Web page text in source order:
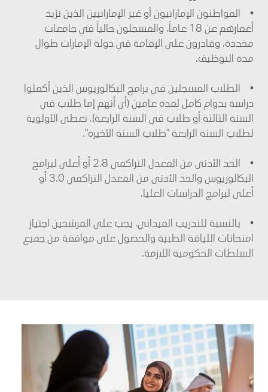
• المواطنون الإماراتيون أو غير الإماراتيين الذين تزيد
أعمارهم عن 18 عاماً، والمسجلون حالياً في جامعات
محددة، وقادرون على الإقامة في دولة الإمارات طوال
مدة التوظيف.
• الطلاب المسجلين في برامج البكالوريوس الذين أكملوا
دراسة بدوام كامل لمدة عامين (أي أنهم إما طلاب في
السنة الثالثة أو طلاب في السنة الرابعة). تعطى الأولوية
لطلاب السنة الرابعة "طلاب السنة الأخيرة".
• الحد الأدنى من المعدل التراكمي 2.8 أو أعلى لبرامج
البكالوريوس والحد الأدنى من المعدل التراكمي 3.0 أو
أعلى لبرامج الدراسات العليا.
• بالنسبة للتدريب الميداني، يجب على المرشحين اجتياز
امتحانات اللياقة الطبية والحصول على موافقة من جميع
السلطات الحكومية اللازمة.